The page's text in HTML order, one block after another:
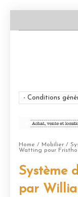
Home / Mobilier /
Watting pour Fristho
Système
par